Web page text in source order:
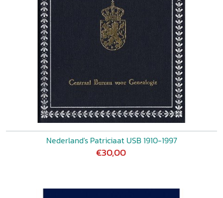
Nederland's Patriciaat USB 1910-1997
€30,00